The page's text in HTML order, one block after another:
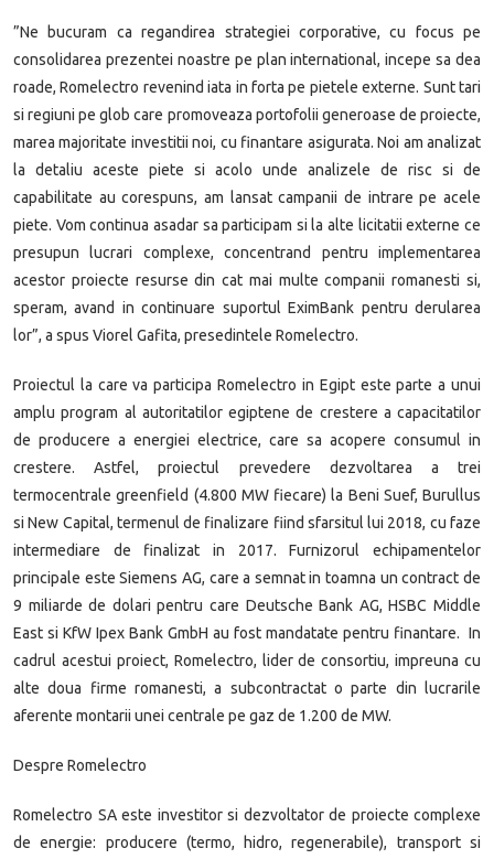
”Ne bucuram ca regandirea strategiei corporative, cu focus pe
consolidarea prezentei noastre pe plan international, incepe sa dea
roade, Romelectro revenind iata in forta pe pietele externe. Sunt tari
si regiuni pe glob care promoveaza portofolii generoase de proiecte,
marea majoritate investitii noi, cu finantare asigurata. Noi am analizat
la detaliu aceste piete si acolo unde analizele de risc si de
capabilitate au corespuns, am lansat campanii de intrare pe acele
piete. Vom continua asadar sa participam si la alte licitatii externe ce
presupun lucrari complexe, concentrand pentru implementarea
acestor proiecte resurse din cat mai multe companii romanesti si,
speram, avand in continuare suportul EximBank pentru derularea
lor”, a spus Viorel Gafita, presedintele Romelectro.
Proiectul la care va participa Romelectro in Egipt este parte a unui
amplu program al autoritatilor egiptene de crestere a capacitatilor
de producere a energiei electrice, care sa acopere consumul in
crestere. Astfel, proiectul prevedere dezvoltarea a trei
termocentrale greenfield (4.800 MW fiecare) la Beni Suef, Burullus
si New Capital, termenul de finalizare fiind sfarsitul lui 2018, cu faze
intermediare de finalizat in 2017. Furnizorul echipamentelor
principale este Siemens AG, care a semnat in toamna un contract de
9 miliarde de dolari pentru care Deutsche Bank AG, HSBC Middle
East si KfW Ipex Bank GmbH au fost mandatate pentru finantare. In
cadrul acestui proiect, Romelectro, lider de consortiu, impreuna cu
alte doua firme romanesti, a subcontractat o parte din lucrarile
aferente montarii unei centrale pe gaz de 1.200 de MW.
Despre Romelectro
Romelectro SA este investitor si dezvoltator de proiecte complexe
de energie: producere (termo, hidro, regenerabile), transport si